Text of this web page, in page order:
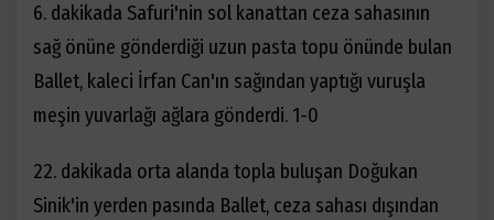
6. dakikada Safuri'nin sol kanattan ceza sahasının
sağ önüne gönderdiği uzun pasta topu önünde bulan
Ballet, kaleci İrfan Can'ın sağından yaptığı vuruşla
meşin yuvarlağı ağlara gönderdi. 1-0
22. dakikada orta alanda topla buluşan Doğukan
Sinik'in yerden pasında Ballet, ceza sahası dışından